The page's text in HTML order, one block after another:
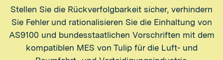
Stellen Sie die Rückverfolgbarkeit sicher, verhindern
Sie Fehler und rationalisieren Sie die Einhaltung von
AS9100 und bundesstaatlichen Vorschriften mit dem
kompatiblen MES von Tulip für die Luft- und